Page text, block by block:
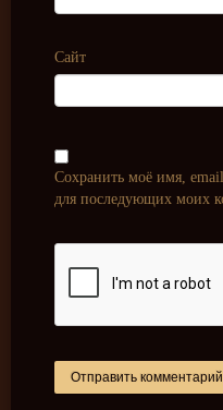
Сайт
Сохранить моё имя, email
для последующих моих